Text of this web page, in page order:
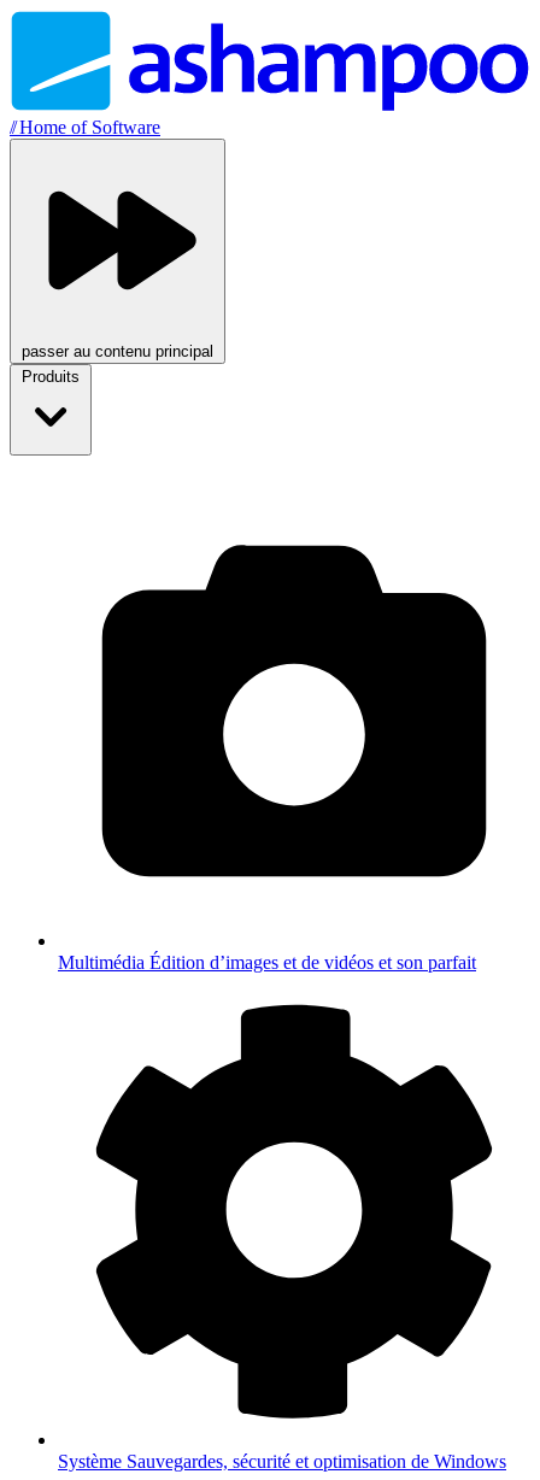
//Home of Software
passer au contenu principal
Produits
Multimédia Édition d’images et de vidéos et son parfait
Système Sauvegardes, sécurité et optimisation de Windows